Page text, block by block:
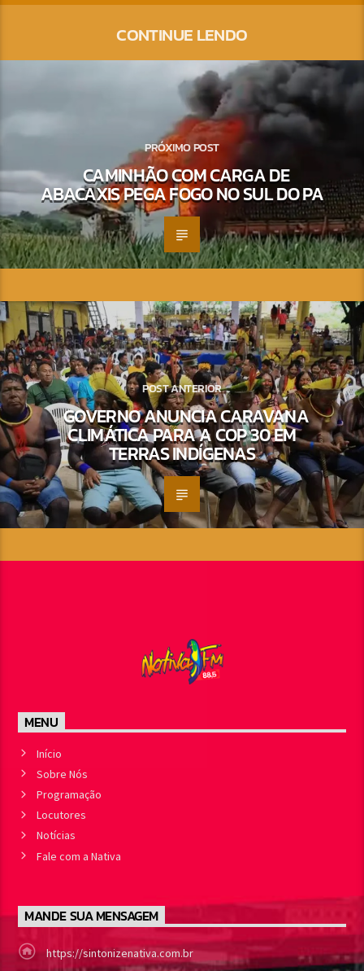
CONTINUE LENDO
PRÓXIMO POST
CAMINHÃO COM CARGA DE
ABACAXIS PEGA FOGO NO SUL DO PA
POST ANTERIOR
GOVERNO ANUNCIA CARAVANA
CLIMÁTICA PARA A COP 30 EM
TERRAS INDÍGENAS
MENU
Início
Sobre Nós
Programação
Locutores
Notícias
Fale com a Nativa
MANDE SUA MENSAGEM
https://sintonizenativa.com.br